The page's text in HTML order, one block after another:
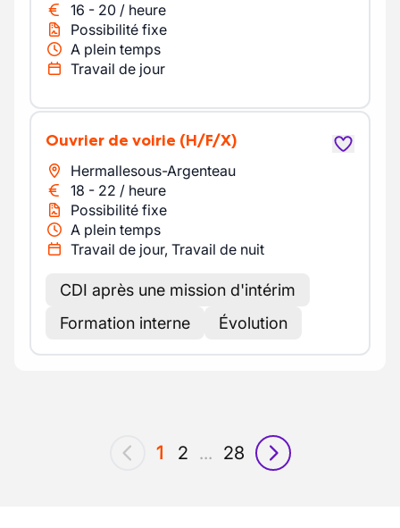
16 - 20 / heure
Possibilité fixe
A plein temps
Travail de jour
Ouvrier de voirie (H/F/X)
Hermallesous-Argenteau
18 - 22 / heure
Possibilité fixe
A plein temps
Travail de jour, Travail de nuit
CDI après une mission d'intérim
Formation interne
Évolution
précédent
1 2 ... 28
suivant